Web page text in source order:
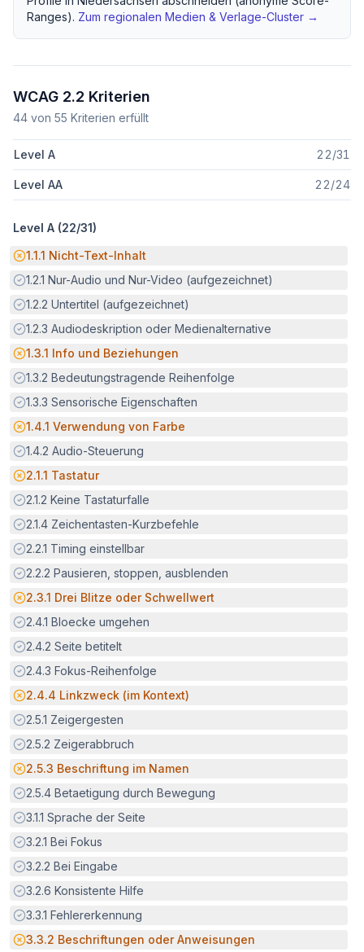
Ranges). Zum regionalen Medien & Verlage-Cluster →
WCAG 2.2 Kriterien
44 von 55 Kriterien erfüllt
Level A 22/31
Level AA 22/24
Level A (22/31)
Potenzielle Barriere:
1.1.1 Nicht-Text-Inhalt
Erfüllt:
1.2.1 Nur-Audio und Nur-Video (aufgezeichnet)
Erfüllt:
1.2.2 Untertitel (aufgezeichnet)
Erfüllt:
1.2.3 Audiodeskription oder Medienalternative
Potenzielle Barriere:
1.3.1 Info und Beziehungen
Erfüllt:
1.3.2 Bedeutungstragende Reihenfolge
Erfüllt:
1.3.3 Sensorische Eigenschaften
Potenzielle Barriere:
1.4.1 Verwendung von Farbe
Erfüllt:
1.4.2 Audio-Steuerung
Potenzielle Barriere:
2.1.1 Tastatur
Erfüllt:
2.1.2 Keine Tastaturfalle
Erfüllt:
2.1.4 Zeichentasten-Kurzbefehle
Erfüllt:
2.2.1 Timing einstellbar
Erfüllt:
2.2.2 Pausieren, stoppen, ausblenden
Potenzielle Barriere:
2.3.1 Drei Blitze oder Schwellwert
Erfüllt:
2.4.1 Bloecke umgehen
Erfüllt:
2.4.2 Seite betitelt
Erfüllt:
2.4.3 Fokus-Reihenfolge
Potenzielle Barriere:
2.4.4 Linkzweck (im Kontext)
Erfüllt:
2.5.1 Zeigergesten
Erfüllt:
2.5.2 Zeigerabbruch
Potenzielle Barriere:
2.5.3 Beschriftung im Namen
Erfüllt:
2.5.4 Betaetigung durch Bewegung
Erfüllt:
3.1.1 Sprache der Seite
Erfüllt:
3.2.1 Bei Fokus
Erfüllt:
3.2.2 Bei Eingabe
Erfüllt:
3.2.6 Konsistente Hilfe
Erfüllt:
3.3.1 Fehlererkennung
Potenzielle Barriere:
3.3.2 Beschriftungen oder Anweisungen